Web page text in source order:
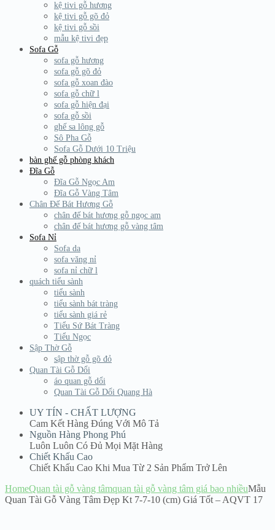
kệ tivi gỗ hương
kệ tivi gỗ gõ đỏ
kệ tivi gỗ sồi
mẫu kệ tivi đẹp
Sofa Gỗ
sofa gỗ hương
sofa gỗ gõ đỏ
sofa gỗ xoan đào
sofa gỗ chữ l
sofa gỗ hiện đại
sofa gỗ sồi
ghế sa lông gỗ
Sô Pha Gỗ
Sofa Gỗ Dưới 10 Triệu
bàn ghế gỗ phòng khách
Đĩa Gỗ
Đĩa Gỗ Ngọc Am
Đĩa Gỗ Vàng Tâm
Chân Đế Bát Hương Gỗ
chân đế bát hương gỗ ngọc am
chân đế bát hương gỗ vàng tâm
Sofa Nỉ
Sofa da
sofa văng nỉ
sofa nỉ chữ l
quách tiểu sành
tiểu sành
tiểu sành bát tràng
tiểu sành giá rẻ
Tiểu Sứ Bát Tràng
Tiểu Ngọc
Sập Thờ Gỗ
sập thờ gỗ gõ đỏ
Quan Tài Gỗ Dổi
áo quan gỗ dổi
Quan Tài Gỗ Dổi Quang Hà
UY TÍN - CHẤT LƯỢNG
Cam Kết Hàng Đúng Với Mô Tả
Nguồn Hàng Phong Phú
Luôn Luôn Có Đủ Mọi Mặt Hàng
Chiết Khấu Cao
Chiết Khấu Cao Khi Mua Từ 2 Sản Phẩm Trở Lên
HomeQuan tài gỗ vàng tâmquan tài gỗ vàng tâm giá bao nhiềuMẫu
Quan Tài Gỗ Vàng Tâm Đẹp Kt 7-7-10 (cm) Giá Tốt – AQVT 17